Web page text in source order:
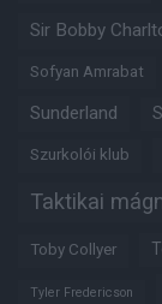
Sir Bobby
Sofyan Amrabat
Sunderland
Szurkolói klub
Taktikai
Toby Collyer
Tyler Fredericson